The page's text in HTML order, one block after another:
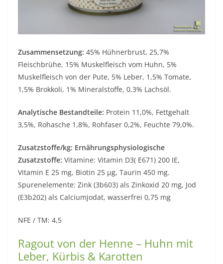
Zusammensetzung: 45% Hühnerbrust, 25,7%
Fleischbrühe, 15% Muskelfleisch vom Huhn, 5%
Muskelfleisch von der Pute, 5% Leber, 1,5% Tomate,
1,5% Brokkoli, 1% Mineralstoffe, 0,3% Lachsöl.
Analytische Bestandteile: Protein 11,0%, Fettgehalt
3,5%, Rohasche 1,8%, Rohfaser 0,2%, Feuchte 79,0%.
Zusatzstoffe/kg: Ernährungsphysiologische
Zusatzstoffe: Vitamine: Vitamin D3( E671) 200 IE,
Vitamin E 25 mg, Biotin 25 µg, Taurin 450 mg.
Spurenelemente: Zink (3b603) als Zinkoxid 20 mg, Jod
(E3b202) als Calciumjodat, wasserfrei 0,75 mg
NFE / TM: 4,5
Ragout von der Henne – Huhn mit
Leber, Kürbis & Karotten